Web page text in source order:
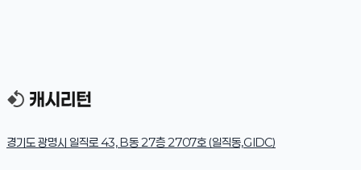
경기도 광명시 일직로 43, B동 27층 2707호 (일직동,GIDC)